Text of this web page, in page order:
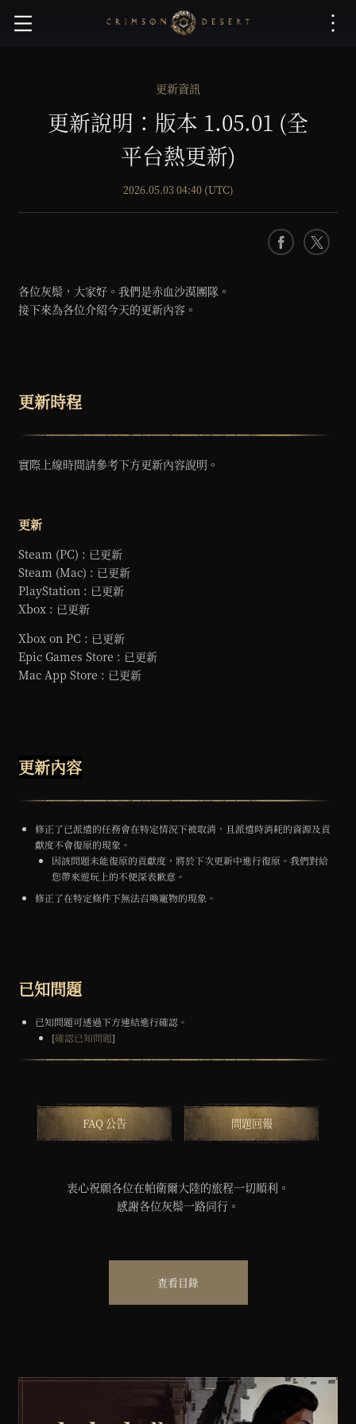
赤
更新資訊
更新說明：版本 1.05.01 (全
平台熱更新)
2026.05.03 04:40 (UTC)
F X
各位灰鬃，大家好。我們是赤血沙漠團隊。
接下來為各位介紹今天的更新內容。
更新時程
實際上線時間請參考下方更新內容說明。
更新
Steam (PC) : 已更新
Steam (Mac) : 已更新
PlayStation : 已更新
Xbox : 已更新
Xbox on PC : 已更新
Epic Games Store : 已更新
Mac App Store : 已更新
更新內容
修正了已派遣的任務會在特定情況下被取消，且派遣時消耗的資源及貢
獻度不會復原的現象。
因該問題未能復原的貢獻度，將於下次更新中進行復原。我們對給
您帶來遊玩上的不便深表歉意。
修正了在特定條件下無法召喚寵物的現象。
已知問題
已知問題可透過下方連結進行確認。
[確認已知問題]
FAQ 公告 問題回報
衷心祝願各位在帕衛爾大陸的旅程一切順利。
感謝各位灰鬃一路同行。
查看目錄